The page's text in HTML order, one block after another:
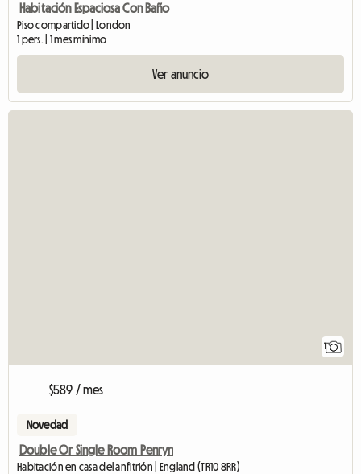
Habitación Espaciosa Con Baño
Piso compartido | London
1 pers. | 1 mes mínimo
Ver anuncio
1
$589 / mes
Novedad
Double Or Single Room Penryn
Habitación en casa del anfitrión | England (TR10 8RR)